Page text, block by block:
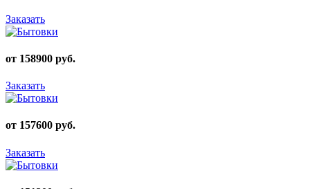
Заказать
от 158900 руб.
Заказать
от 157600 руб.
Заказать